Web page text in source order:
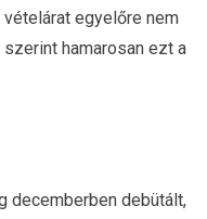
vételárat egyelőre nem
hamarosan ezt a
decemberben debütált,